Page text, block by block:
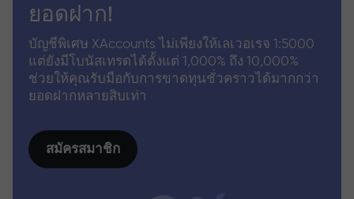
ยอดฝาก!
บัญชีพิเศษ XAccounts ไม่เพียงให้เลเวอเรจ 1:5000
แต่ยังมีโบนัสเทรดได้ตั้งแต่ 1,000% ถึง 10,000%
ช่วยให้คุณรับมือกับการขาดทุนชั่วคราวได้มากกว่า
ยอดฝากหลายสิบเท่า
สมัครสมาชิก